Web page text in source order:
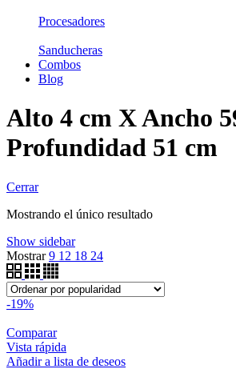
Procesadores
Sanducheras
Combos
Blog
Alto 4 cm X Ancho
Profundidad 51 cm
Cerrar
Mostrando el único resultado
Show sidebar
Mostrar9 12 18 24
-19%
Comparar
Vista rápida
Añadir a lista de deseos